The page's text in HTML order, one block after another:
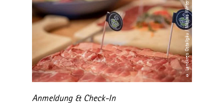
© Landkreis Ostallgäu / Nikolas Winter
Anmeldung & Check-In